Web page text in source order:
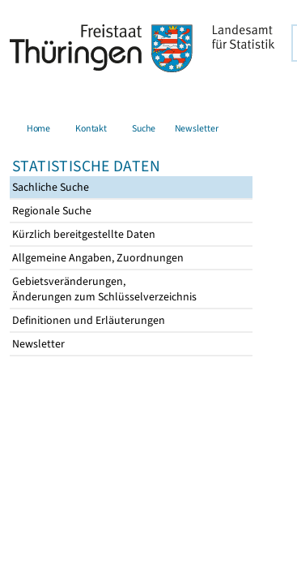
Home Kontakt Suche Newsletter
STATISTISCHE DATEN
Sachliche Suche
Regionale Suche
Kürzlich bereitgestellte Daten
Allgemeine Angaben, Zuordnungen
Gebietsveränderungen,
Änderungen zum Schlüsselverzeichnis
Definitionen und Erläuterungen
Newsletter